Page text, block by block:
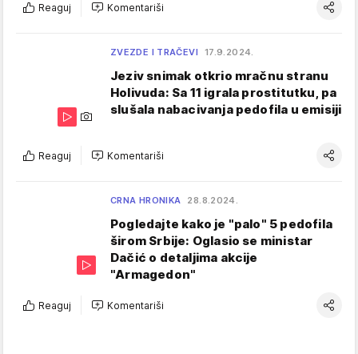
Reaguj Komentariši
ZVEZDE I TRAČEVI 17.9.2024.
Jeziv snimak otkrio mračnu stranu
Holivuda: Sa 11 igrala prostitutku, pa
slušala nabacivanja pedofila u emisiji
Reaguj Komentariši
CRNA HRONIKA 28.8.2024.
Pogledajte kako je "palo" 5 pedofila
širom Srbije: Oglasio se ministar
Dačić o detaljima akcije
"Armagedon"
Reaguj Komentariši